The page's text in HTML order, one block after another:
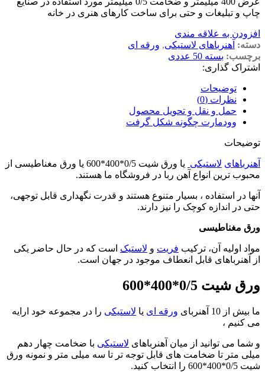
چاپ و تبلیغات و حتی برای ساخت کارهای هنری در خانه
افزودن به علاقه مندی
دسته: آهنرباهای لاستیکی, ورقه ای
برچسب: بسته 50 عددی
اشتراک گذاری:
توضیحات
نظرات (0)
حمل و نقل و تحویل محصول
وودمارت چگونه شکل گرفت
توضیحات
آهنرباهای لاستیکی
یا ورق شیت 0/5*400*600 یا ورق مغناطیسی از
محبوب ترین انواع آهن ربا در فروشگاه ما هستند.
آنها در استفاده ، بسیار متنوع هستند و قدرت نگهداری قابل توجهی،
حتی در اندازه کوچک را نیز دارند.
ورق مغناطیسی
مواد اولیه آن، ترکیب فریت و لاستیک است که در حال حاضر یکی
از آهنرباهای قابل انعطاف موجود در جهان است.
ورق شیت 0/5*400*600
ما بیش از 10 آهنربای ورقه ای یا لاستیکی را در مجموعه خود ارایه
می کنیم ،
و شما می توانید از میان آهنرباهای لاستیکی با ضخامت چهار دهم
میلی متر تا ضخامت های قابل توجه تر تا سه میلی متر و نمونه ورق
شیت 0/5*400*600 را انتخاب کنید.